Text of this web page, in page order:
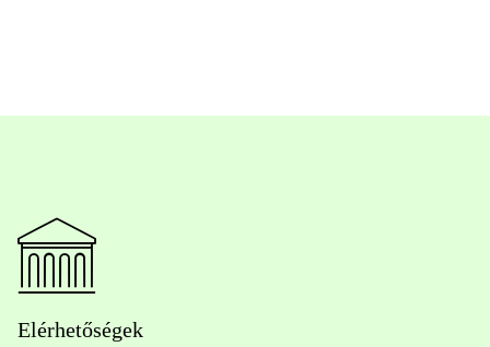
Elérhetőségek